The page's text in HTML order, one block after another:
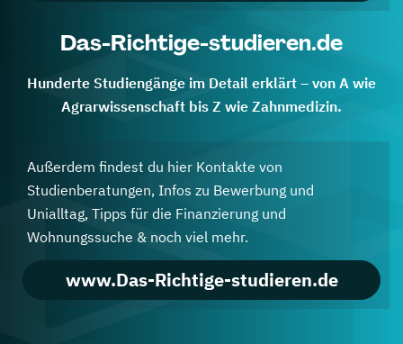
Das-Richtige-studieren.de
Hunderte Studiengänge im Detail erklärt – von A wie
Agrarwissenschaft bis Z wie Zahnmedizin.
Außerdem findest du hier Kontakte von
Studienberatungen, Infos zu Bewerbung und
Unialltag, Tipps für die Finanzierung und
Wohnungssuche & noch viel mehr.
www.Das-Richtige-studieren.de